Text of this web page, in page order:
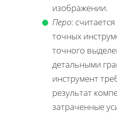
изображении.
Перо:
точных
точного
детальными
инструмент
результат
затраченные